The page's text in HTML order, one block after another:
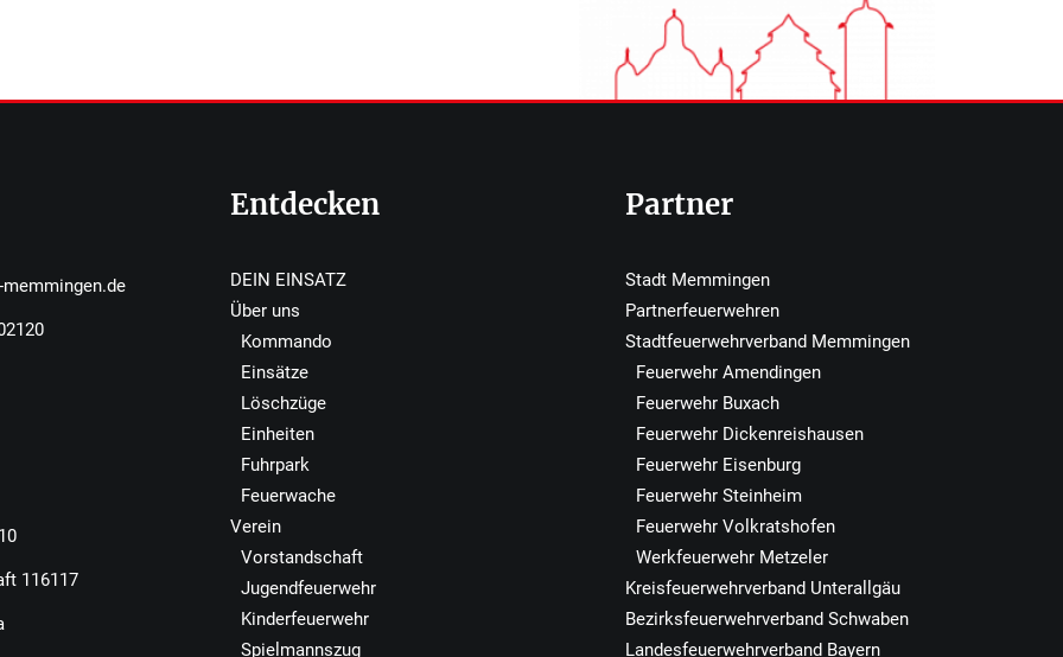
116117
Entdecken
DEIN EINSATZ
Über uns
Kommando
Einsätze
Löschzüge
Einheiten
Fuhrpark
Feuerwache
Verein
Vorstandschaft
Jugendfeuerwehr
Kinderfeuerwehr
Spielmannszug
Partner
Stadt Memmingen
Partnerfeuerwehren
Stadtfeuerwehrverband Memmingen
Feuerwehr Amendingen
Feuerwehr Buxach
Feuerwehr Dickenreishausen
Feuerwehr Eisenburg
Feuerwehr Steinheim
Feuerwehr Volkratshofen
Werkfeuerwehr Metzeler
Kreisfeuerwehrverband Unterallgäu
Bezirksfeuerwehrverband Schwaben
Landesfeuerwehrverband Bayern